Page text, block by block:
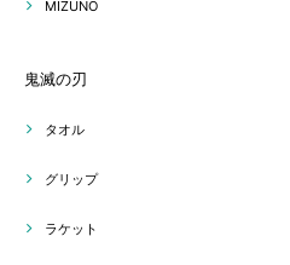
MIZUNO
鬼滅の刃
タオル
グリップ
ラケット